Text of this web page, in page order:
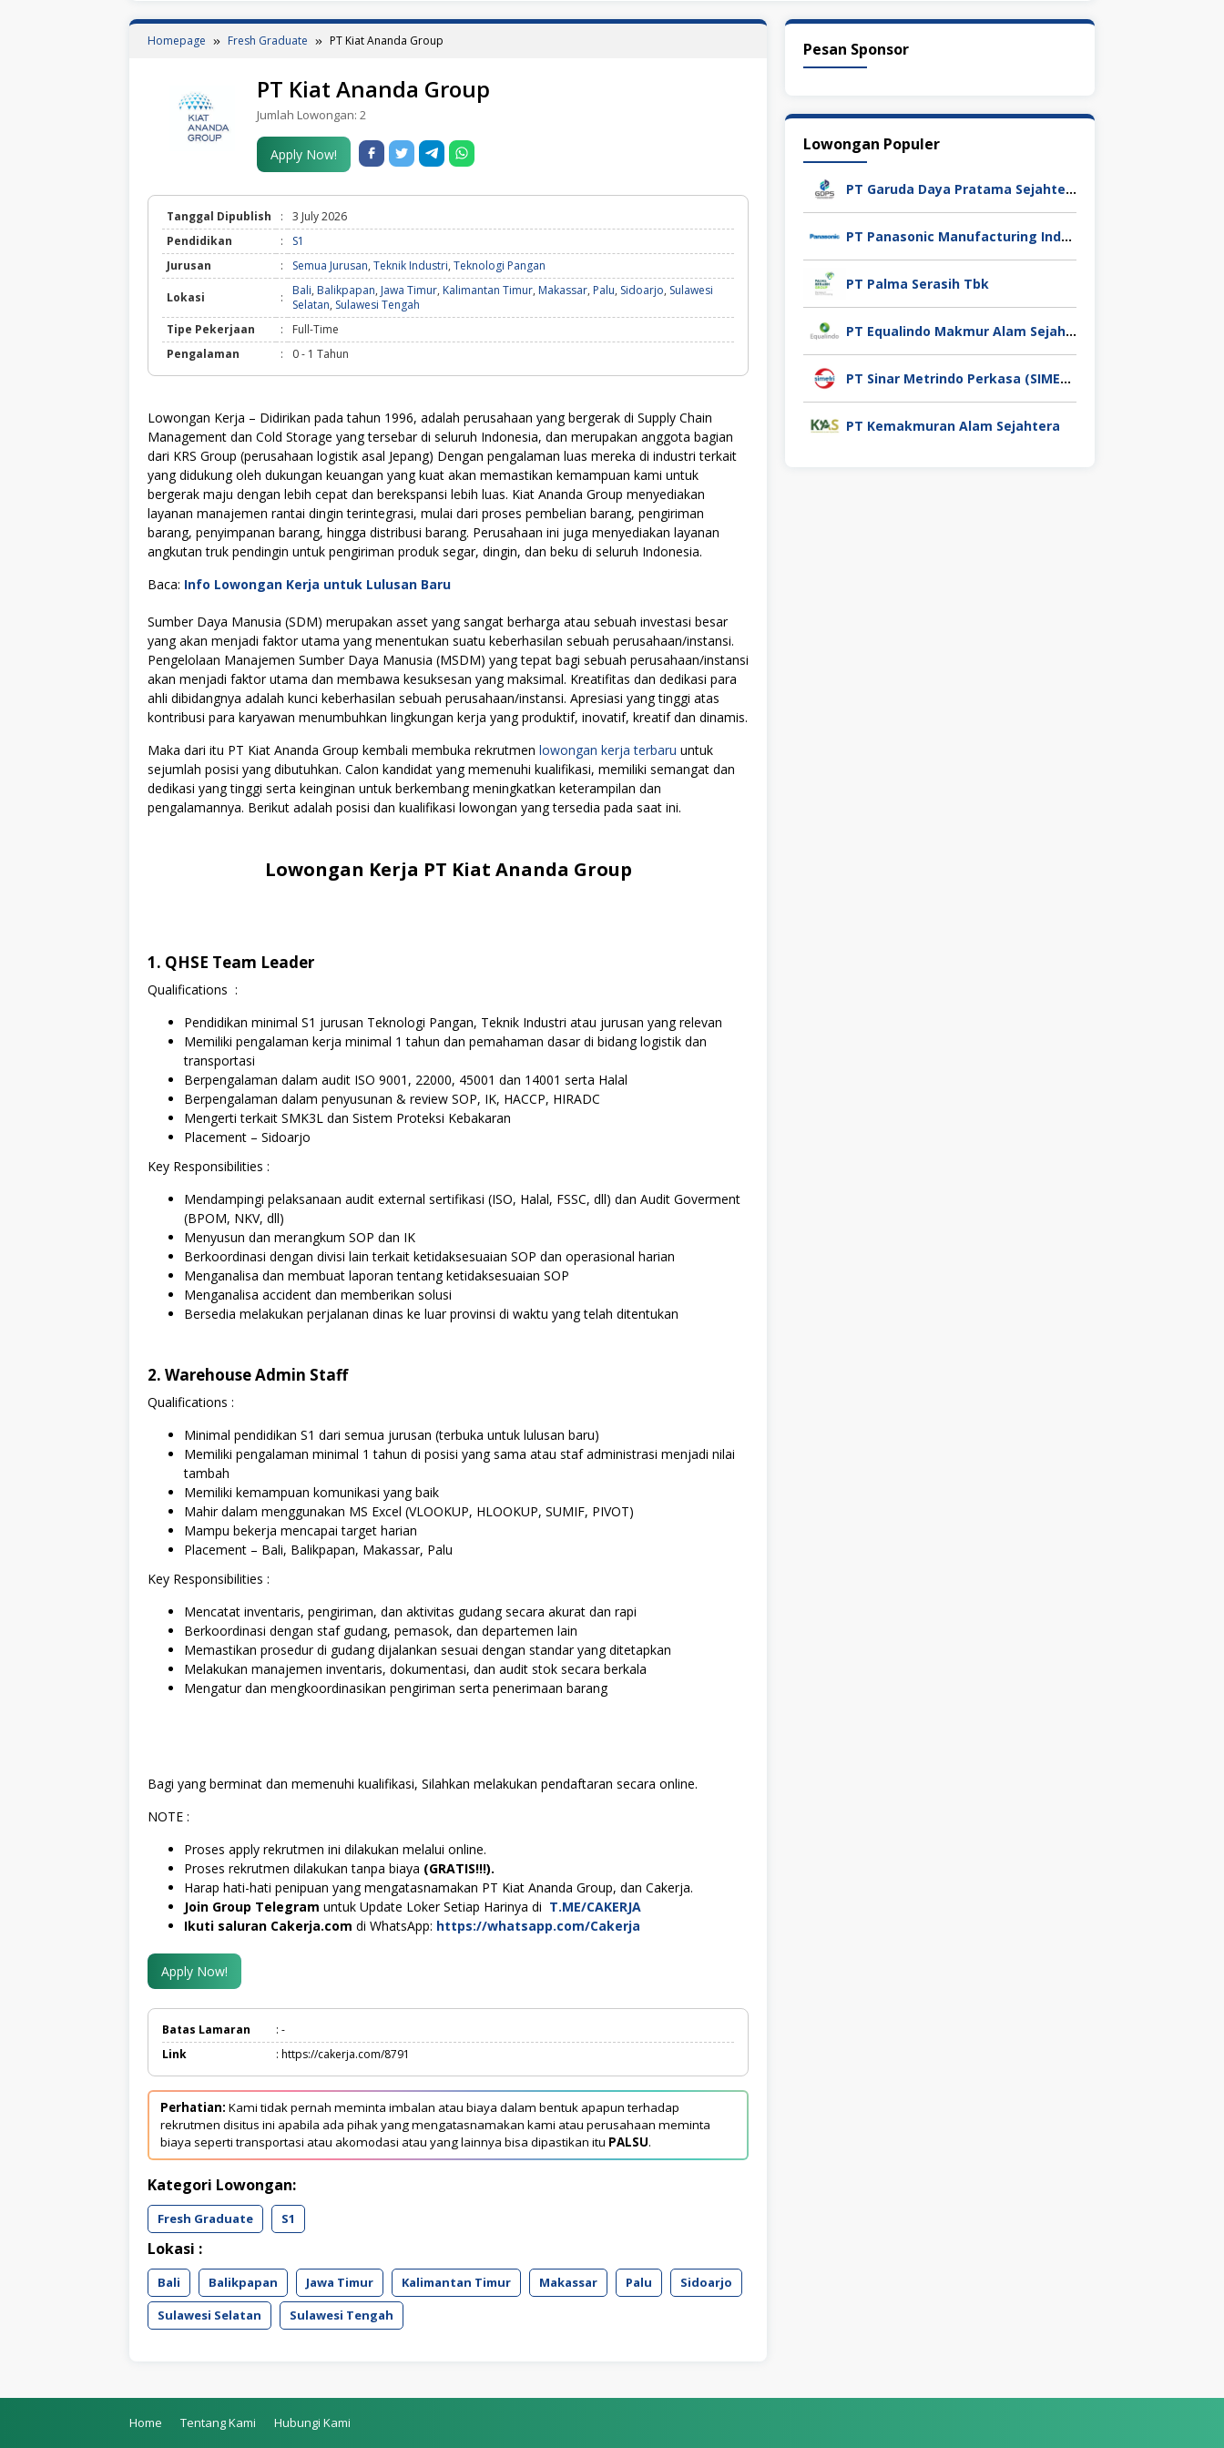
Homepage Fresh Graduate PT Kiat Ananda Group
PT Kiat Ananda Group
Jumlah Lowongan: 2
Apply Now!
Tanggal Dipublish :
3 July 2026
Pendidikan
:
S1
Jurusan
: Semua Jurusan, Teknik Industri, Teknologi Pangan
Lokasi : Bali, Balikpapan, Jawa Timur, Kalimantan Timur, Makassar, Palu, Sidoarjo, Sulawesi
Selatan, Sulawesi Tengah
Tipe Pekerjaan
:
Full-Time
Pengalaman
: 0 - 1 Tahun
Lowongan Kerja – Didirikan pada tahun 1996, adalah perusahaan yang bergerak di Supply Chain
Management dan Cold Storage yang tersebar di seluruh Indonesia, dan merupakan anggota bagian
dari KRS Group (perusahaan logistik asal Jepang) Dengan pengalaman luas mereka di industri terkait
yang didukung oleh dukungan keuangan yang kuat akan memastikan kemampuan kami untuk
bergerak maju dengan lebih cepat dan berekspansi lebih luas. Kiat Ananda Group menyediakan
layanan manajemen rantai dingin terintegrasi, mulai dari proses pembelian barang, pengiriman
barang, penyimpanan barang, hingga distribusi barang. Perusahaan ini juga menyediakan layanan
angkutan truk pendingin untuk pengiriman produk segar, dingin, dan beku di seluruh Indonesia.
Baca: Info Lowongan Kerja untuk Lulusan Baru
Sumber Daya Manusia (SDM) merupakan asset yang sangat berharga atau sebuah investasi besar
yang akan menjadi faktor utama yang menentukan suatu keberhasilan sebuah perusahaan/instansi.
Pengelolaan Manajemen Sumber Daya Manusia (MSDM) yang tepat bagi sebuah perusahaan/instansi
akan menjadi faktor utama dan membawa kesuksesan yang maksimal. Kreatifitas dan dedikasi para
ahli dibidangnya adalah kunci keberhasilan sebuah perusahaan/instansi. Apresiasi yang tinggi atas
kontribusi para karyawan menumbuhkan lingkungan kerja yang produktif, inovatif, kreatif dan dinamis.
Maka dari itu PT Kiat Ananda Group kembali membuka rekrutmen lowongan kerja terbaru untuk
sejumlah posisi yang dibutuhkan. Calon kandidat yang memenuhi kualifikasi, memiliki semangat dan
dedikasi yang tinggi serta keinginan untuk berkembang meningkatkan keterampilan dan
pengalamannya. Berikut adalah posisi dan kualifikasi lowongan yang tersedia pada saat ini.
Lowongan Kerja PT Kiat Ananda Group
1. QHSE Team Leader
Qualifications :
Pendidikan minimal S1 jurusan Teknologi Pangan, Teknik Industri atau jurusan yang relevan
Memiliki pengalaman kerja minimal 1 tahun dan pemahaman dasar di bidang logistik dan
transportasi
Berpengalaman dalam audit ISO 9001, 22000, 45001 dan 14001 serta Halal
Berpengalaman dalam penyusunan & review SOP, IK, HACCP, HIRADC
Mengerti terkait SMK3L dan Sistem Proteksi Kebakaran
Placement – Sidoarjo
Key Responsibilities :
Mendampingi pelaksanaan audit external sertifikasi (ISO, Halal, FSSC, dll) dan Audit Goverment
(BPOM, NKV, dll)
Menyusun dan merangkum SOP dan IK
Berkoordinasi dengan divisi lain terkait ketidaksesuaian SOP dan operasional harian
Menganalisa dan membuat laporan tentang ketidaksesuaian SOP
Menganalisa accident dan memberikan solusi
Bersedia melakukan perjalanan dinas ke luar provinsi di waktu yang telah ditentukan
2. Warehouse Admin Staff
Qualifications :
Minimal pendidikan S1 dari semua jurusan (terbuka untuk lulusan baru)
Memiliki pengalaman minimal 1 tahun di posisi yang sama atau staf administrasi menjadi nilai
tambah
Memiliki kemampuan komunikasi yang baik
Mahir dalam menggunakan MS Excel (VLOOKUP, HLOOKUP, SUMIF, PIVOT)
Mampu bekerja mencapai target harian
Placement – Bali, Balikpapan, Makassar, Palu
Key Responsibilities :
Mencatat inventaris, pengiriman, dan aktivitas gudang secara akurat dan rapi
Berkoordinasi dengan staf gudang, pemasok, dan departemen lain
Memastikan prosedur di gudang dijalankan sesuai dengan standar yang ditetapkan
Melakukan manajemen inventaris, dokumentasi, dan audit stok secara berkala
Mengatur dan mengkoordinasikan pengiriman serta penerimaan barang
Bagi yang berminat dan memenuhi kualifikasi, Silahkan melakukan pendaftaran secara online.
NOTE :
Proses apply rekrutmen ini dilakukan melalui online.
Proses rekrutmen dilakukan tanpa biaya (GRATIS!!!).
Harap hati-hati penipuan yang mengatasnamakan PT Kiat Ananda Group, dan Cakerja.
Join Group Telegram untuk Update Loker Setiap Harinya di T.ME/CAKERJA
Ikuti saluran Cakerja.com di WhatsApp: https://whatsapp.com/Cakerja
Apply Now!
Batas Lamaran
: -
Link
: https://cakerja.com/8791
Perhatian: Kami tidak pernah meminta imbalan atau biaya dalam bentuk apapun terhadap
rekrutmen disitus ini apabila ada pihak yang mengatasnamakan kami atau perusahaan meminta
biaya seperti transportasi atau akomodasi atau yang lainnya bisa dipastikan itu PALSU.
Kategori Lowongan:
Fresh Graduate S1
Lokasi :
Bali Balikpapan Jawa Timur Kalimantan Timur Makassar Palu
Sidoarjo
Sulawesi Selatan
Sulawesi Tengah
Pesan Sponsor
Lowongan Populer
PT Garuda Daya Pratama Sejahtera
PT Panasonic Manufacturing Indonesia
PT Palma Serasih Tbk
PT Equalindo Makmur Alam Sejahtera (Equalindo Group)
PT Sinar Metrindo Perkasa (SIMETRI)
PT Kemakmuran Alam Sejahtera
Home Tentang Kami Hubungi Kami